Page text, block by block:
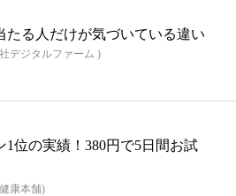
たる人だけが気づいている違い
デジタルファーム )
1位の実績！380円で5日間お試
康本舗)